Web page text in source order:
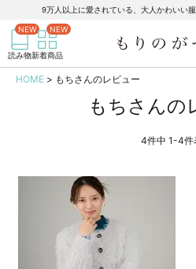
9万人以上に愛されている、大人かわいい
読み物新着商品
商品を検索
HOME もちさんのレビュー
もちさんの
4件中 1-4件